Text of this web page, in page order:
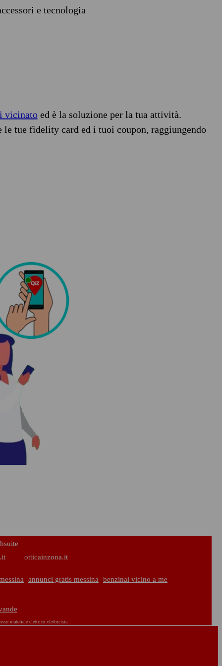
e tecnologia
vicinatoed è la soluzione per la tua attività.
tue fidelity card ed i tuoi coupon, raggiungendo
otticainzona.it
annunci gratis messina
benzinai vicino a me
materiale elettrico elettricista